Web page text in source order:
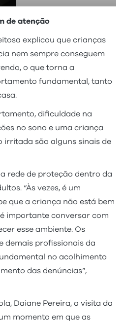
de atenção
explicou que crianças
nem sempre conseguem
o que torna a
fundamental, tanto
dificuldade na
no sono e uma criança
irritada são alguns sinais de
rede de proteção dentro da
“Às vezes, é um
que a criança não está bem
importante conversar com
esse ambiente. Os
demais profissionais da
no acolhimento
das denúncias”,
Daiane Pereira, a visita da
momento em que as